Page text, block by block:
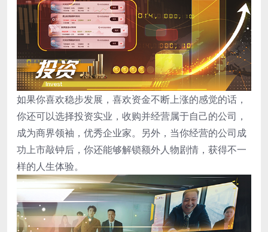
如果你喜欢稳步发展，喜欢资金不断上涨的感觉的话，
你还可以选择投资实业，收购并经营属于自己的公司，
成为商界领袖，优秀企业家。另外，当你经营的公司成
功上市敲钟后，你还能够解锁额外人物剧情，获得不一
样的人生体验。